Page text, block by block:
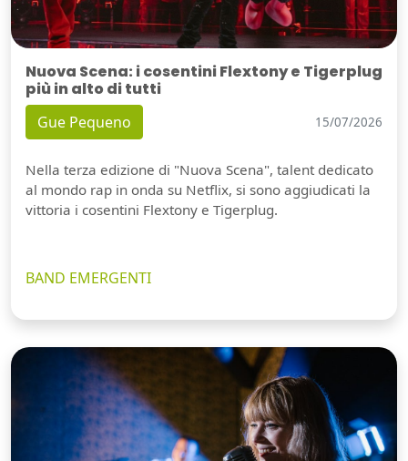
Nuova Scena: i cosentini Flextony e Tigerplug
più in alto di tutti
Gue Pequeno 15/07/2026
Nella terza edizione di "Nuova Scena", talent dedicato
al mondo rap in onda su Netflix, si sono aggiudicati la
vittoria i cosentini Flextony e Tigerplug.
BAND EMERGENTI